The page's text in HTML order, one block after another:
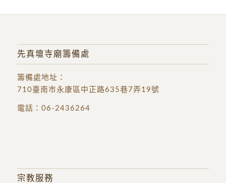
先真壇寺廟籌備處
籌備處地址 ：
710臺南市永康區中正路635巷7弄19號
電話： 06-2436264
宗教服務